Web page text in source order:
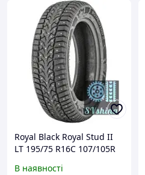
Royal Black Royal Stud II
LT 195/75 R16C 107/105R
В наявності